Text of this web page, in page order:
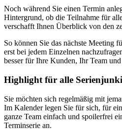
Noch während Sie einen Termin
Hintergrund, ob die Teilnahme für
verschafft Ihnen Überblick von den
So können Sie das nächste Meeting
erst bei jedem Einzelnen
besser für Ihre Kunden, Ihr Team
Highlight für alle
Sie möchten sich regelmäßig mit
Im Kalender legen Sie für sich, für
ganze Team einfach und spoilerfrei
Terminserie an.